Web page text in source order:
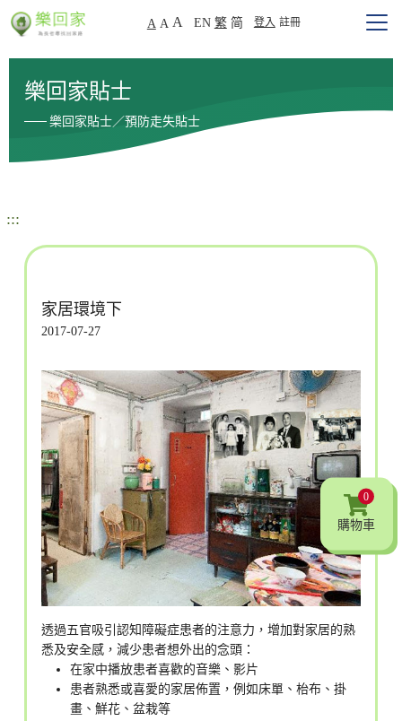
A A A EN 繁 简 登入 註冊
樂回家貼士
樂回家貼士／預防走失貼士
:::
家居環境下
2017-07-27
透過五官吸引認知障礙症患者的注意力，增加對家居的熟
悉及安全感，減少患者想外出的念頭：
在家中播放患者喜歡的音樂、影片
患者熟悉或喜愛的家居佈置，例如床單、枱布、掛
畫、鮮花、盆栽等
0
購物車